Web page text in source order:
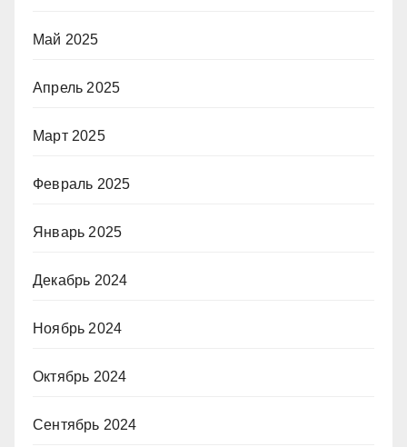
Май 2025
Апрель 2025
Март 2025
Февраль 2025
Январь 2025
Декабрь 2024
Ноябрь 2024
Октябрь 2024
Сентябрь 2024